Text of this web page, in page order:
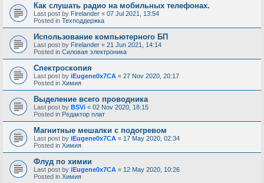
Как слушать радио на мобильных телефонах.
Last post by Firelander « 07 Jul 2021, 13:54
Posted in Техподдержка
Использование компьютерного БП
Last post by Firelander « 21 Jun 2021, 14:14
Posted in Силовая электроника
Спектроскопия
Last post by iEugene0x7CA « 27 Nov 2020, 20:17
Posted in Химия
Выделение всего проводника
Last post by BSVi « 02 Nov 2020, 18:15
Posted in Редактор плат
Магнитные мешалки с подогревом
Last post by iEugene0x7CA « 17 May 2020, 02:34
Posted in Химия
Флуд по химии
Last post by iEugene0x7CA « 12 May 2020, 10:26
Posted in Химия